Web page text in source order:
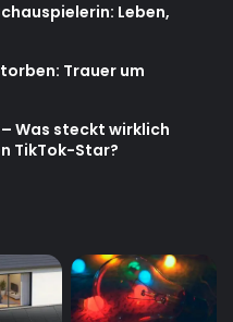
Leben,
Trauer um
Was steckt wirklich
TikTok-Star?